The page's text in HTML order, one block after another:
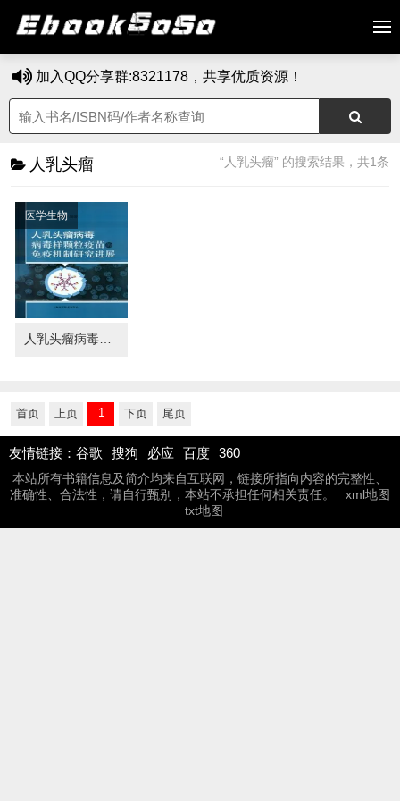
加入QQ分享群:8321178，共享优质资源！
人乳头瘤 “人乳头瘤” 的搜索结果，共1条
医学生物
首页 上页 1 下页 尾页
友情链接： 谷歌 搜狗 必应 百度 360
本站所有书籍信息及简介均来自互联网，链接所指向内容的完整性、
准确性、合法性，请自行甄别，本站不承担任何相关责任。
xml地图
txt地图